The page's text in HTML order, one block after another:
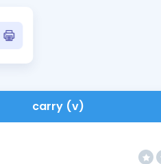
Tüm Sınavlarla İlgili Haberler
carry (v)